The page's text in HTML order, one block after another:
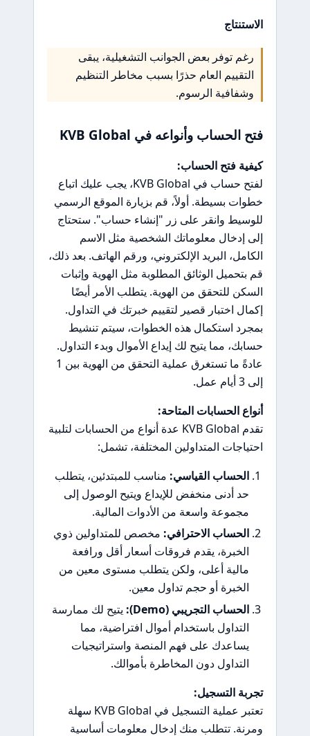
الاستنتاج
رغم توفر بعض الجوانب التشغيلية، يبقى
التقييم العام حذرًا بسبب مخاطر التنظيم
وشفافية الرسوم.
فتح الحساب وأنواعه في KVB Global
كيفية فتح الحساب:
لفتح حساب في KVB Global، يجب عليك اتباع
خطوات بسيطة. أولاً، قم بزيارة الموقع الرسمي
للوسيط وانقر على زر "إنشاء حساب". ستحتاج
إلى إدخال معلوماتك الشخصية مثل الاسم
الكامل، البريد الإلكتروني، ورقم الهاتف. بعد ذلك،
قم بتحميل الوثائق المطلوبة مثل الهوية وإثبات
السكن للتحقق من الهوية. يتطلب الأمر أيضًا
إكمال اختبار قصير لتقييم خبرتك في التداول.
بمجرد استكمال هذه الخطوات، سيتم تنشيط
حسابك، مما يتيح لك إيداع الأموال وبدء التداول.
عادةً ما تستغرق عملية التحقق من الهوية بين 1
إلى 3 أيام عمل.
أنواع الحسابات المتاحة:
تقدم KVB Global عدة أنواع من الحسابات لتلبية
احتياجات المتداولين المختلفة، تشمل:
الحساب القياسي: مناسب للمبتدئين، يتطلب
حد أدنى منخفض للإيداع ويتيح الوصول إلى
مجموعة واسعة من الأدوات المالية.
الحساب الاحترافي: مخصص للمتداولين ذوي
الخبرة، يقدم فروقات أسعار أقل ورافعة
مالية أعلى، ولكن يتطلب مستوى معين من
الخبرة أو حجم تداول معين.
الحساب التجريبي (Demo):
يتيح لك ممارسة
التداول باستخدام أموال افتراضية، مما
يساعدك على فهم المنصة واستراتيجيات
التداول دون المخاطرة بأموالك.
تجربة التسجيل:
تعتبر عملية التسجيل في KVB Global سهلة
ومرنة. تتطلب منك إدخال معلومات أساسية